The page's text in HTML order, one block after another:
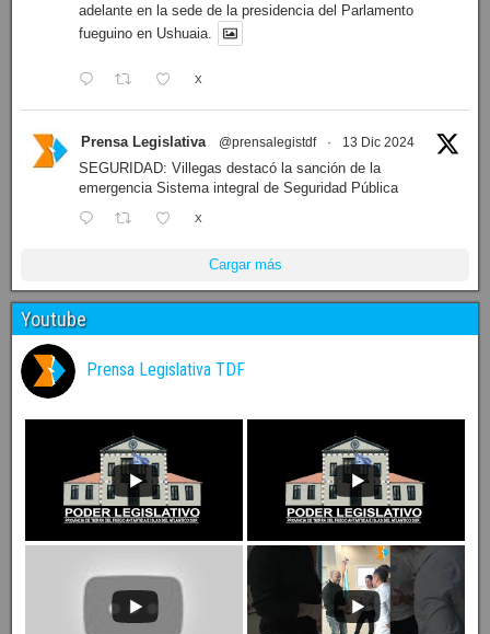
adelante en la sede de la presidencia del Parlamento
fueguino en Ushuaia.
X
Prensa Legislativa @prensalegistdf · 13 Dic 2024
SEGURIDAD: Villegas destacó la sanción de la
emergencia Sistema integral de Seguridad Pública
X
Cargar más
Youtube
Prensa Legislativa TDF